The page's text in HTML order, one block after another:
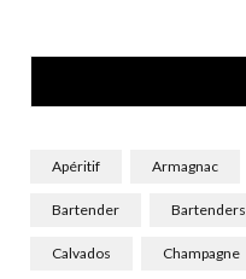
Apéritif Armagnac
Bartender Bartenders
Calvados Champagne